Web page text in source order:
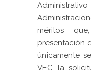
méritos
presentación
únicamente
VEC la